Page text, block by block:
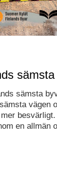
sämsta
vägen
en allmän